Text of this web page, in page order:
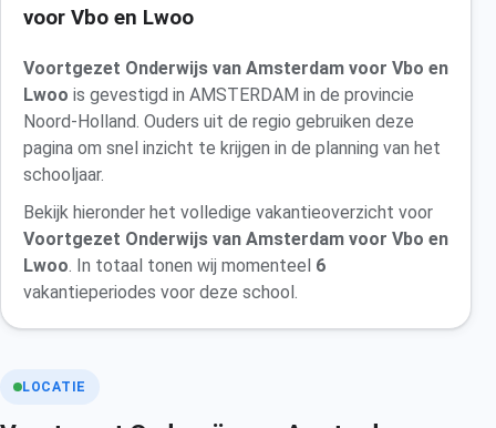
voor Vbo en Lwoo
Voortgezet Onderwijs van Amsterdam voor Vbo en
Lwoo is gevestigd in AMSTERDAM in de provincie
Noord-Holland. Ouders uit de regio gebruiken deze
pagina om snel inzicht te krijgen in de planning van het
schooljaar.
Bekijk hieronder het volledige vakantieoverzicht voor
Voortgezet Onderwijs van Amsterdam voor Vbo en
Lwoo. In totaal tonen wij momenteel 6
vakantieperiodes voor deze school.
LOCATIE